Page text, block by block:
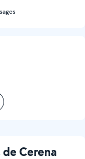
Cerena